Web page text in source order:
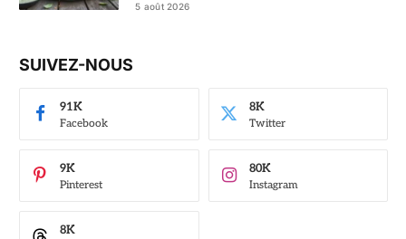
5 août 2026
SUIVEZ-NOUS
Facebook
91K
Twitter
8K
Pinterest
9K
Instagram
80K
8K